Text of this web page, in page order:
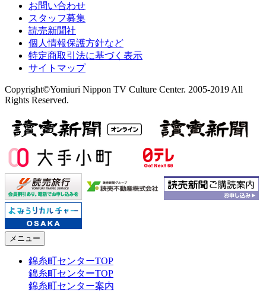
お問い合わせ
スタッフ募集
読売新聞社
個人情報保護方針など
特定商取引法に基づく表示
サイトマップ
Copyright©Yomiuri Nippon TV Culture Center. 2005-2019 All
Rights Reserved.
メニュー
錦糸町センターTOP
錦糸町センターTOP
錦糸町センター案内